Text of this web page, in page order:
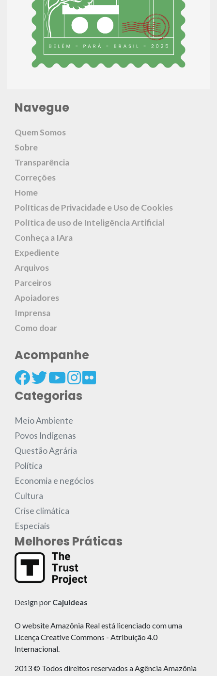
Navegue
Quem Somos
Sobre
Transparência
Correções
Home
Políticas de Privacidade e Uso de Cookies
Política de uso de Inteligência Artificial
Conheça a IAra
Expediente
Arquivos
Parceiros
Apoiadores
Imprensa
Como doar
Acompanhe
Categorias
Meio Ambiente
Povos Indígenas
Questão Agrária
Política
Economia e negócios
Cultura
Crise climática
Especiais
Melhores Práticas
Design por Cajuideas
O website Amazônia Real está licenciado com uma
Licença Creative Commons - Atribuição 4.0
Internacional.
2013 © Todos direitos reservados a Agência Amazônia